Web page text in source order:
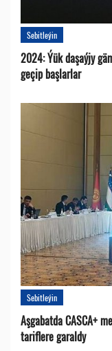
Sebitleýin
2024: Ýük daşaýjy
geçip başlarlar
Sebitleýin
Aşgabatda CASCA+
tariflere garaldy